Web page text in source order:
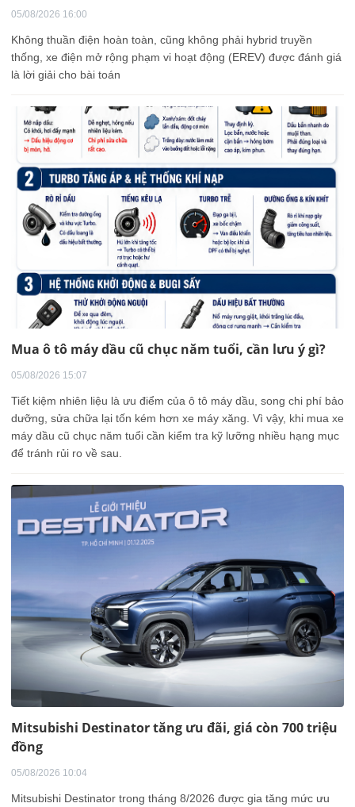
05/08/2026 16:00
Không thuần điện hoàn toàn, cũng không phải hybrid truyền
thống, xe điện mở rộng phạm vi hoạt động (EREV) được đánh giá
là lời giải cho bài toán
Mua ô tô máy dầu cũ chục năm tuổi, cần lưu ý gì?
05/08/2026 15:07
Tiết kiệm nhiên liệu là ưu điểm của ô tô máy dầu, song chi phí bảo
dưỡng, sửa chữa lại tốn kém hơn xe máy xăng. Vì vậy, khi mua xe
máy dầu cũ chục năm tuổi cần kiểm tra kỹ lưỡng nhiều hạng mục
để tránh rủi ro về sau.
Mitsubishi Destinator tăng ưu đãi, giá còn 700 triệu
đồng
05/08/2026 10:04
Mitsubishi Destinator trong tháng 8/2026 được gia tăng mức ưu